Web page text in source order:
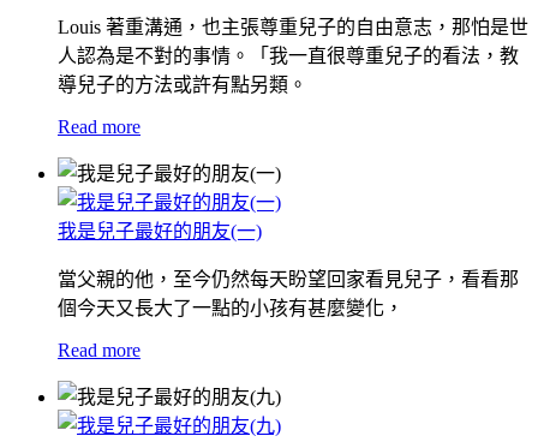
Louis 著重溝通，也主張尊重兒子的自由意志，那怕是世
人認為是不對的事情。「我一直很尊重兒子的看法，教
導兒子的方法或許有點另類。
Read more
我是兒子最好的朋友(一)
當父親的他，至今仍然每天盼望回家看見兒子，看看那
個今天又長大了一點的小孩有甚麼變化，
Read more